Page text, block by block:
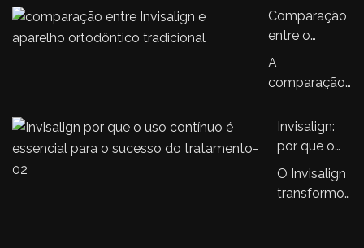
ortodôntico
a sequência
do
ortodôntico
tratamento
ortodôntico
com…
Comparação
entre o
aparelho
Invisalign e
aparelhos
tradicionais
A
comparação
aparelho
Invisalign® e
ortodônticos…
Invisalign:
por que o
uso
contínuo é
O Invisalign
transformou